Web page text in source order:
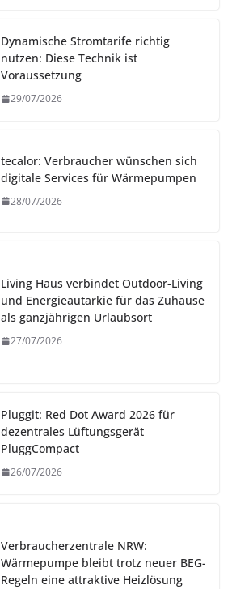
Dynamische Stromtarife richtig
nutzen: Diese Technik ist
Voraussetzung
29/07/2026
tecalor: Verbraucher wünschen sich
digitale Services für Wärmepumpen
28/07/2026
Living Haus verbindet Outdoor-Living
und Energieautarkie für das Zuhause
als ganzjährigen Urlaubsort
27/07/2026
Pluggit: Red Dot Award 2026 für
dezentrales Lüftungsgerät
PluggCompact
26/07/2026
Verbraucherzentrale NRW:
Wärmepumpe bleibt trotz neuer BEG-
Regeln eine attraktive Heizlösung